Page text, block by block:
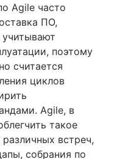
Agile часто
ПО,
поэтому
считается
циклов
Agile, в
такое
встреч,
собрания по